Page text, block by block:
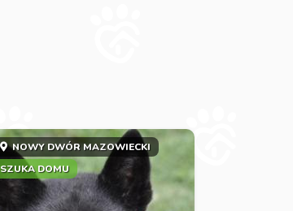
NOWY DWÓR MAZOWIECKI
SZUKA DOMU